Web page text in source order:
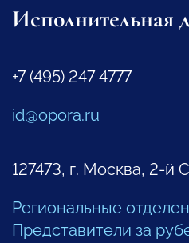
Исполнительная
+7 (495) 247 4777
id@opora.ru
127473, г. Москва, 2-й
Региональные
Представители за